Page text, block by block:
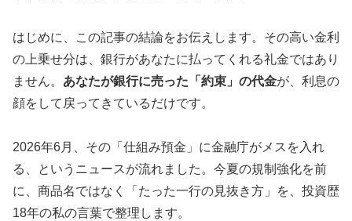
はじめに、この記事の結論をお伝えします。その高い金利
の上乗せ分は、銀行があなたに払ってくれる礼金ではあり
ません。 あなたが銀行に売った「約束」の代金が、利息の
顔をして戻ってきているだけです。
2026年6月、その「仕組み預金」に金融庁がメスを入れ
る、というニュースが流れました。今夏の規制強化を前
に、商品名ではなく「たった一行の見抜き方」を、投資歴
18年の私の言葉で整理します。